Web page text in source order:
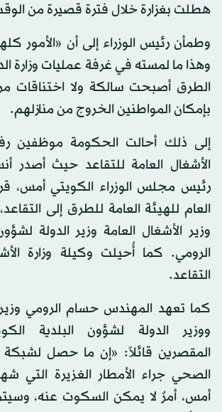
هطلت بغزارة خلال فترة قصيرة من
وطمأن رئيس الوزراء إلى أن «الأمور
وهذا ما لمسته في غرفة عمليات وزارة
الطرق أصبحت سالكة ولا اختناقات
بإمكان المواطنين الخروج من منازلهم.
إلى ذلك أحالت الحكومة موظفين
الأشغال العامة للتقاعد حيث أصدر
رئيس مجلس الوزراء الكويتي أمس،
العام للهيئة العامة للطرق إلى
وزير الأشغال العامة وزير الدولة
الرومي. كما أُحيلت وكيلة وزارة
التقاعد.
كما تعهد المهندس حسام الرومي وزير
ووزير الدولة لشؤون البلدية
المقصرين قائلاً: «إن ما حصل
الصحي جراء الأمطار الغزيرة التي
أمس، أمرٌ لا يمكن السكوت عنه،